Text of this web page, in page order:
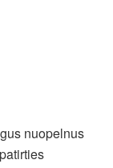
nuopelnus